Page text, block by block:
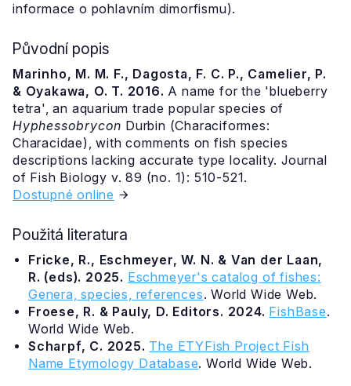
informace o pohlavním dimorfismu).
Původní popis
Marinho, M. M. F., Dagosta, F. C. P., Camelier, P.
& Oyakawa, O. T. 2016. A name for the 'blueberry
tetra', an aquarium trade popular species of
Hyphessobrycon Durbin (Characiformes:
Characidae), with comments on fish species
descriptions lacking accurate type locality. Journal
of Fish Biology v. 89 (no. 1): 510-521.
Dostupné online
Použitá literatura
Fricke, R., Eschmeyer, W. N. & Van der Laan,
R. (eds). 2025. Eschmeyer's catalog of fishes:
Genera, species, references. World Wide Web.
Froese, R. & Pauly, D. Editors. 2024. FishBase.
World Wide Web.
Scharpf, C. 2025. The ETYFish Project Fish
Name Etymology Database. World Wide Web.